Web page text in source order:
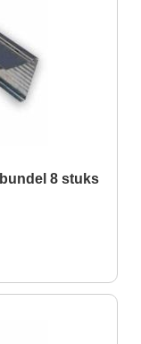
8 stuks